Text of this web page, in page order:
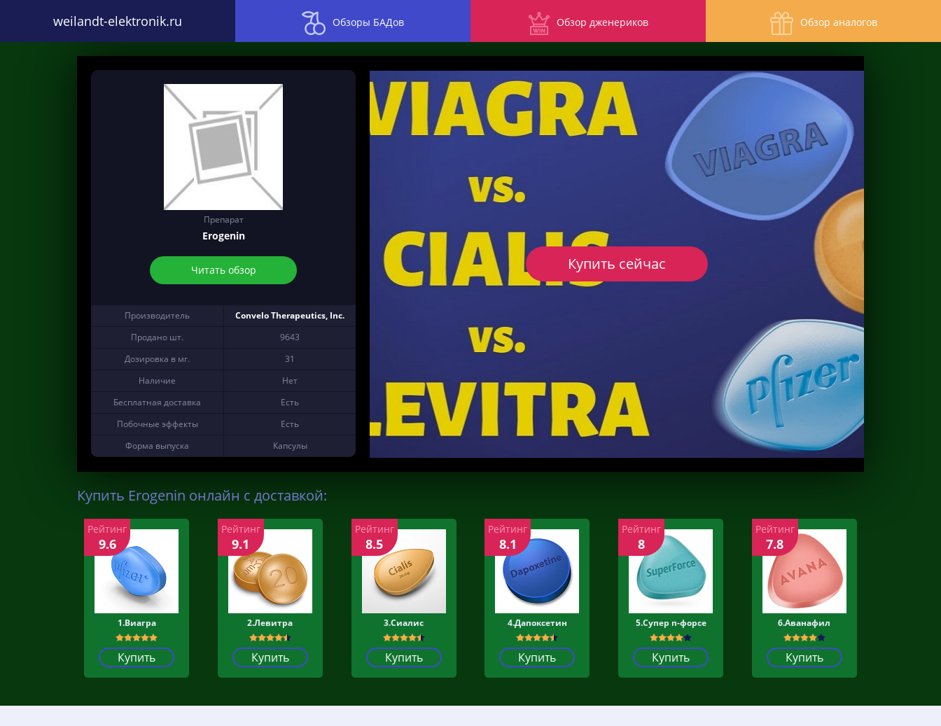
weilandt-elektronik.ru Обзоры БАДов Обзор дженериков Обзор аналогов
Препарат
Erogenin
Читать обзор
Производитель
Convelo Therapeutics, Inc.
Продано шт.
9643
Дозировка в мг.
31
Наличие
Нет
Бесплатная доставка
Есть
Побочные эффекты
Есть
Форма выпуска
Капсулы
Купить сейчас
Купить Erogenin онлайн с доставкой:
1.Виагра
Купить
Рейтинг
9.6
2.Левитра
Купить
Рейтинг
9.1
3.Сиалис
Купить
Рейтинг
8.5
4.Дапоксетин
Купить
Рейтинг
8.1
5.Супер п-форсе
Купить
Рейтинг
8
6.Аванафил
Купить
Рейтинг
7.8